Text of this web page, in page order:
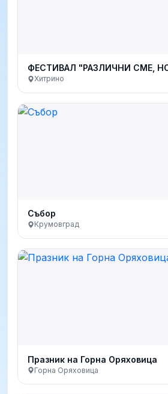
ФЕСТИВАЛ "РАЗЛИЧНИ СМЕ,
Хитрино
Събор
Крумовград
Празник на Горна Оряховица
Горна Оряховица